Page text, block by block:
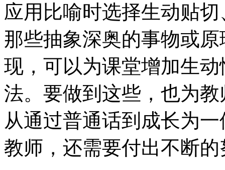
应用比喻时选择生动贴
那些抽象深奥的事物或
现，可以为课堂增加生
法。要做到这些，也为
从通过普通话到成长为
教师，还需要付出不断的